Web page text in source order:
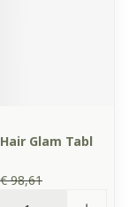
Glam Tabl
€ 98,61